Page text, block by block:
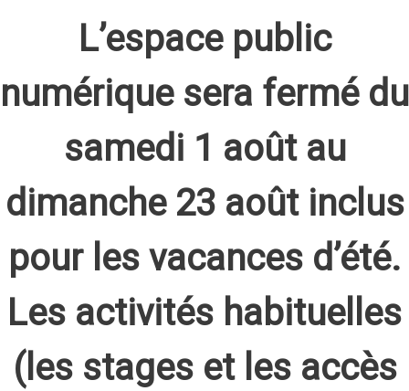
L’espace public
numérique sera fermé du
samedi 1 août au
dimanche 23 août inclus
pour les vacances d’été.
Les activités habituelles
(les stages et les accès